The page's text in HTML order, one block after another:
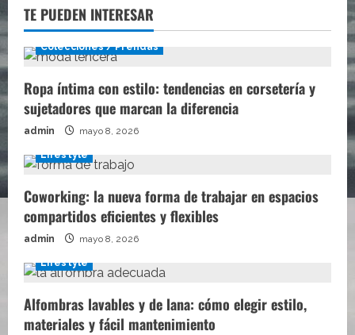
TE PUEDEN INTERESAR
Colecciones / Prendas
Ropa íntima con estilo: tendencias en corsetería y
sujetadores que marcan la diferencia
admin mayo 8, 2026
Lifestyle
Coworking: la nueva forma de trabajar en espacios
compartidos eficientes y flexibles
admin mayo 8, 2026
Lifestyle
Alfombras lavables y de lana: cómo elegir estilo,
materiales y fácil mantenimiento